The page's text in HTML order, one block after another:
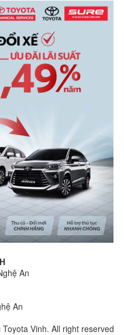
An
An
Vinh. All right reserved